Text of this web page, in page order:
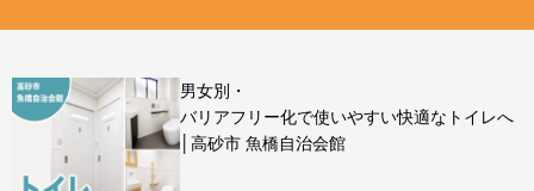
男女別・
バリアフリー化で使いやすい快適なトイレへ
│高砂市 魚橋自治会館